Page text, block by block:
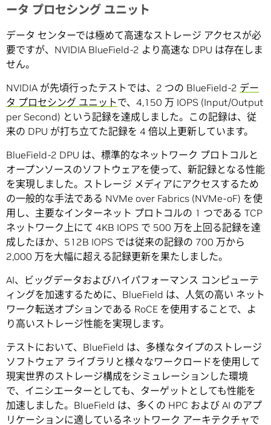
ータ プロセシング ユニット
データ センターでは極めて高速なストレージ アクセスが必
要ですが、NVIDIA BlueField-2 より高速な DPU は存在しま
せん。
NVIDIA が先頃行ったテストでは、2 つの BlueField-2 デー
タ プロセシング ユニットで、4,150 万 IOPS (Input/Output
per Second) という記録を達成しました。この記録は、従
来の DPU が打ち立てた記録を 4 倍以上更新しています。
BlueField-2 DPU は、標準的なネットワーク プロトコルと
オープンソースのソフトウェアを使って、新記録となる性能
を実現しました。ストレージ メディアにアクセスするため
の一般的な手法である NVMe over Fabrics (NVMe-oF) を使
用し、主要なインターネット プロトコルの 1 つである TCP
ネットワーク上にて 4KB IOPS で 500 万を上回る記録を達
成したほか、512B IOPS では従来の記録の 700 万から
2,000 万を大幅に超える記録更新を果たしました。
AI、ビッグデータおよびハイパフォーマンス コンピューテ
ィングを加速するために、BlueField は、人気の高い ネット
ワーク転送オプションである RoCE を使用することで、よ
り高いストレージ性能を実現します。
テストにおいて、BlueField は、多様なタイプのストレージ
ソフトウェア ライブラリと様々なワークロードを使用して
現実世界のストレージ構成をシミュレーションした環境
で、イニシエーターとしても、ターゲットとしても性能を
加速しました。BlueField は、多くの HPC および AI のアプ
リケーションに適しているネットワーク アーキテクチャで